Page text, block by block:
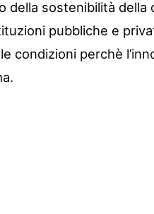
della sostenibilità della
pubbliche e
condizioni perchè